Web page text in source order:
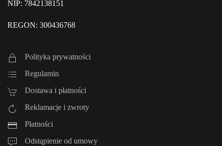
NIP: 7842138151
REGON: 300436768
Polityka prywatności
Regulamin
Dostawa i płatności
Reklamacje i zwroty
Płatności
Odstąpienie od umowy